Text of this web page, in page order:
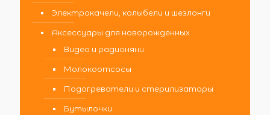
Электрокачели, колыбели и шезлонги
Аксессуары для новорожденных
Видео и радионяни
Молокоотсосы
Подогреватели и стерилизаторы
Бутылочки